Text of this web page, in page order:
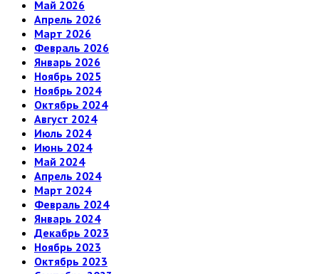
Май 2026
Апрель 2026
Март 2026
Февраль 2026
Январь 2026
Ноябрь 2025
Ноябрь 2024
Октябрь 2024
Август 2024
Июль 2024
Июнь 2024
Май 2024
Апрель 2024
Март 2024
Февраль 2024
Январь 2024
Декабрь 2023
Ноябрь 2023
Октябрь 2023